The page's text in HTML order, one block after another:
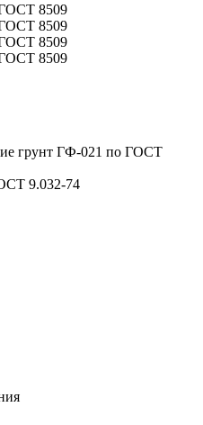
ГОСТ 8509
ГОСТ 8509
ГОСТ 8509
ГОСТ 8509
грунт ГФ-021 по ГОСТ
9.032-74